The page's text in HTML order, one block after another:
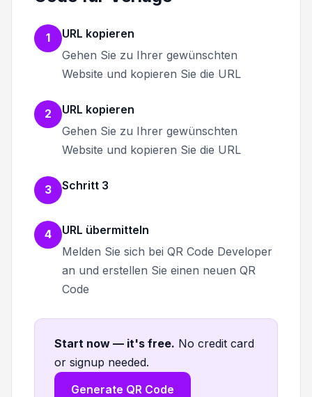
1
URL kopieren
Gehen Sie zu Ihrer gewünschten
Website und kopieren Sie die URL
2
URL kopieren
Gehen Sie zu Ihrer gewünschten
Website und kopieren Sie die URL
3 Schritt 3
4
URL übermitteln
Melden Sie sich bei QR Code Developer
an und erstellen Sie einen neuen QR
Code
Start now — it's free. No credit card
or signup needed.
Generate QR Code